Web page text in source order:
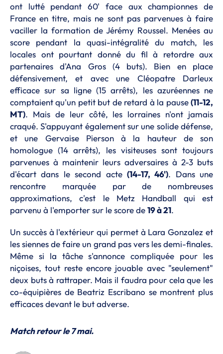
ont lutté pendant 60' face aux championnes de
France en titre, mais ne sont pas parvenues à faire
vaciller la formation de Jérémy Roussel. Menées au
score pendant la quasi-intégralité du match, les
locales ont pourtant donné du fil à retordre aux
partenaires d'Ana Gros (4 buts). Bien en place
défensivement, et avec une Cléopatre Darleux
efficace sur sa ligne (15 arrêts), les azuréennes ne
comptaient qu'un petit but de retard à la pause(11-12,
MT). Mais de leur côté, les lorraines n'ont jamais
craqué. S'appuyant également sur une solide défense,
et une Gervaise Pierson à la hauteur de son
homologue (14 arrêts), les visiteuses sont toujours
parvenues à maintenir leurs adversaires à 2-3 buts
d'écart dans le second acte (14-17, 46'). Dans une
rencontre marquée par de nombreuses
approximations, c'est le Metz Handball qui est
parvenu à l'emporter sur le score de19 à 21.
Un succès à l'extérieur qui permet à Lara Gonzalez et
les siennes de faire un grand pas vers les demi-finales.
Même si la tâche s'annonce compliquée pour les
niçoises, tout reste encore jouable avec "seulement"
deux buts à rattraper. Mais il faudra pour cela que les
co-équipières de Beatriz Escribano se montrent plus
efficaces devant le but adverse.
Match retour le 7 mai.